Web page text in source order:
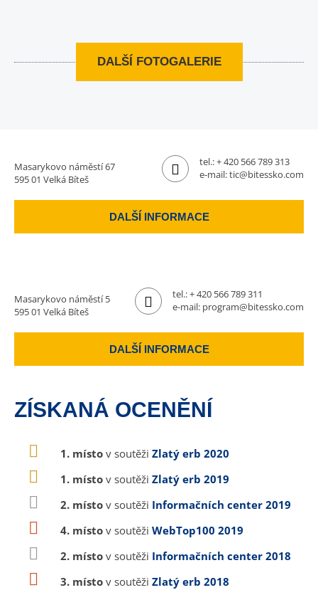
DALŠÍ FOTOGALERIE
Masarykovo náměstí 67
595 01 Velká Bíteš
tel.:+ 420 566 789 313
e-mail:tic@bitessko.com
DALŠÍ INFORMACE
Masarykovo náměstí 5
595 01 Velká Bíteš
tel.:+ 420 566 789 311
e-mail: program@bitessko.com
DALŠÍ INFORMACE
ZÍSKANÁ OCENĚNÍ
1. místo v soutěži Zlatý erb 2020
1. místo v soutěži Zlatý erb 2019
2. místo v soutěži Informačních center 2019
4. místo v soutěži WebTop100 2019
2. místo v soutěži Informačních center 2018
3. místo v soutěži Zlatý erb 2018